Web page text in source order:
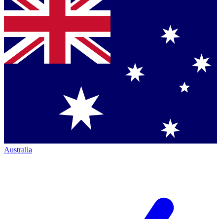
Australia